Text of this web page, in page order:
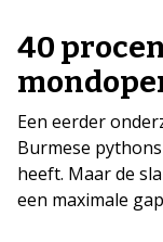
40
Een eerder
Burmese
heeft. Maar de
een maximale